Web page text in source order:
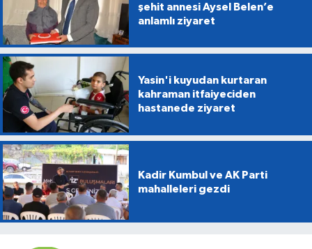
şehit annesi Aysel Belen’e
anlamlı ziyaret
Yasin'i kuyudan kurtaran
kahraman itfaiyeciden
hastanede ziyaret
Kadir Kumbul ve AK Parti
mahalleleri gezdi